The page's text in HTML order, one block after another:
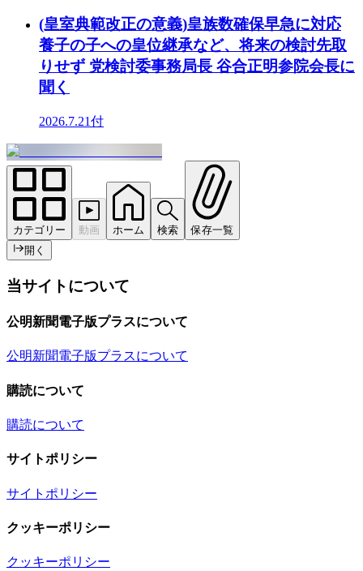
(皇室典範改正の意義)皇族数確保早急に対応
養子の子への皇位継承など、将来の検討先取
りせず 党検討委事務局長 谷合正明参院会長に
聞く
2026.7.21付
カテゴリー 動画 ホーム 検索
保存一覧
開く
当サイトについて
公明新聞電子版プラスについて
公明新聞電子版プラスについて
購読について
購読について
サイトポリシー
サイトポリシー
クッキーポリシー
クッキーポリシー